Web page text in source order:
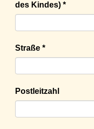
des Kindes) *
Straße *
Postleitzahl